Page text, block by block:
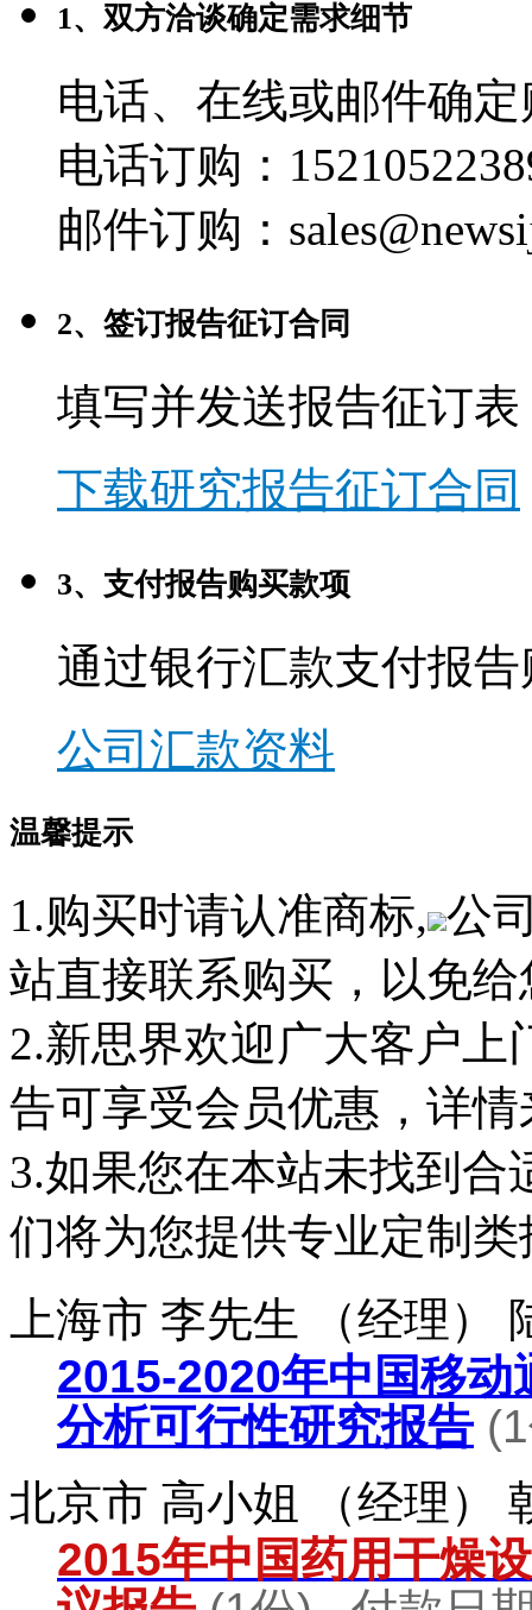
1、双方洽谈确定需求细节
电话、在线或邮件确
电话订购：
邮件订购：
2、签订报告征订合同
填写并发送报告征订表
下载研究报告征订合同
3、支付报告购买款项
通过银行汇款支付报
公司汇款资料
温馨提示
1.购买时请认准商标, 公
站直接联系购买，以免
2.新思界欢迎广大客户
告可享受会员优惠，详
3.如果您在本站未找到
们将为您提供专业定制类
上海市 李先生 （经理）
2015-2020年中国移
分析可行性研究报告(1
北京市 高小姐 （经理）
2015年中国药用干燥